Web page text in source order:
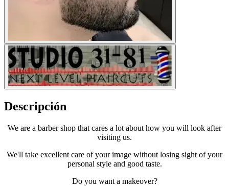
Descripción
We are a barber shop that cares a lot about how you will look after
visiting us.
We'll take excellent care of your image without losing sight of your
personal style and good taste.
Do you want a makeover?